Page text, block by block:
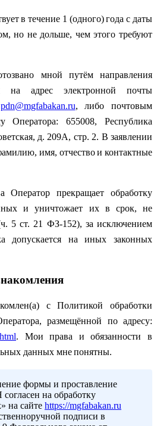
в течение 1 (одного) года с даты
но не дольше, чем этого требуют
мной путём направления
на адрес электронной почты
pdn@mgfabakan.ru, либо почтовым
Оператора: 655008, Республика
д. 209А, стр. 2. В заявлении
имя, отчество и контактные
Оператор прекращает обработку
и уничтожает их в срок, не
5 ст. 21 ФЗ-152), за исключением
допускается на иных законных
с Политикой обработки
размещённой по адресу:
. Мои права и обязанности в
данных мне понятны.
формы и проставление
на обработку
на сайте https://mgfabakan.ru
подписи в